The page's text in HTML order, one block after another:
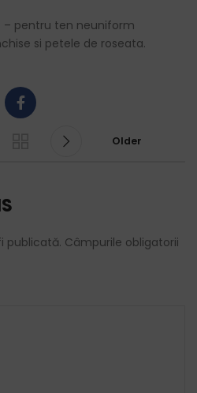
– pentru ten neuniform
si petele de roseata.
Older
publicată. Câmpurile obligatorii